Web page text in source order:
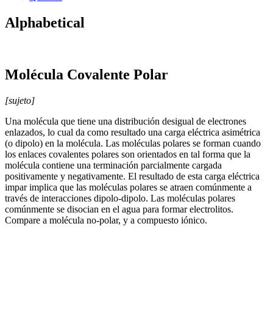
Alphabetical
Molécula Covalente Polar
[sujeto]
Una molécula que tiene una distribución desigual de electrones
enlazados, lo cual da como resultado una carga eléctrica asimétrica
(o dipolo) en la molécula. Las moléculas polares se forman cuando
los enlaces covalentes polares son orientados en tal forma que la
molécula contiene una terminación parcialmente cargada
positivamente y negativamente. El resultado de esta carga eléctrica
impar implica que las moléculas polares se atraen comúnmente a
través de interacciones dipolo-dipolo. Las moléculas polares
comúnmente se disocian en el agua para formar electrolitos.
Compare a molécula no-polar, y a compuesto iónico.